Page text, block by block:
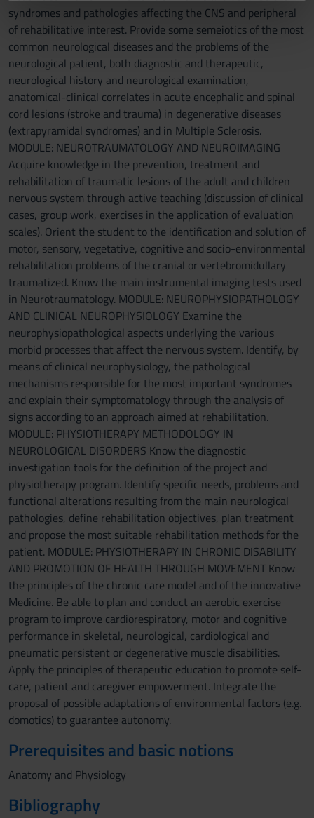
nostri partner che si occupano di analisi dei dati web,
con altre informazioni che hai fornito loro o che hanno
raccolto dal tuo utilizzo dei loro servizi.
syndromes and pathologies affecting the CNS and peripheral
of rehabilitative interest. Provide some semeiotics of the most
common neurological diseases and the problems of the
neurological patient, both diagnostic and therapeutic,
neurological history and neurological examination,
anatomical-clinical correlates in acute encephalic and spinal
cord lesions (stroke and trauma) in degenerative diseases
(extrapyramidal syndromes) and in Multiple Sclerosis.
MODULE: NEUROTRAUMATOLOGY AND NEUROIMAGING
Acquire knowledge in the prevention, treatment and
rehabilitation of traumatic lesions of the adult and children
nervous system through active teaching (discussion of clinical
cases, group work, exercises in the application of evaluation
scales). Orient the student to the identification and solution of
motor, sensory, vegetative, cognitive and socio-environmental
rehabilitation problems of the cranial or vertebromidullary
traumatized. Know the main instrumental imaging tests used
in Neurotraumatology. MODULE: NEUROPHYSIOPATHOLOGY
AND CLINICAL NEUROPHYSIOLOGY Examine the
neurophysiopathological aspects underlying the various
morbid processes that affect the nervous system. Identify, by
means of clinical neurophysiology, the pathological
mechanisms responsible for the most important syndromes
and explain their symptomatology through the analysis of
signs according to an approach aimed at rehabilitation.
MODULE: PHYSIOTHERAPY METHODOLOGY IN
NEUROLOGICAL DISORDERS Know the diagnostic
investigation tools for the definition of the project and
physiotherapy program. Identify specific needs, problems and
functional alterations resulting from the main neurological
pathologies, define rehabilitation objectives, plan treatment
and propose the most suitable rehabilitation methods for the
patient. MODULE: PHYSIOTHERAPY IN CHRONIC DISABILITY
AND PROMOTION OF HEALTH THROUGH MOVEMENT Know
the principles of the chronic care model and of the innovative
Medicine. Be able to plan and conduct an aerobic exercise
program to improve cardiorespiratory, motor and cognitive
performance in skeletal, neurological, cardiological and
pneumatic persistent or degenerative muscle disabilities.
Apply the principles of therapeutic education to promote self-
care, patient and caregiver empowerment. Integrate the
proposal of possible adaptations of environmental factors (e.g.
domotics) to guarantee autonomy.
Prerequisites and basic notions
Anatomy and Physiology
Bibliography